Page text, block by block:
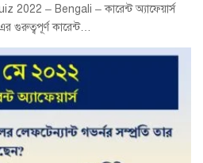
– Bengali – কারেন্ট অ্যাফেয়ার্স
গুরুত্বপূর্ণ কারেন্ট…